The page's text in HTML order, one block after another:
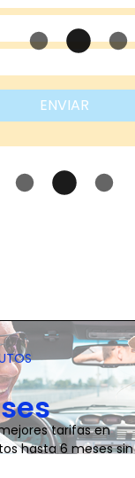
ENVIAR
tarifas en
hasta 6 meses sin